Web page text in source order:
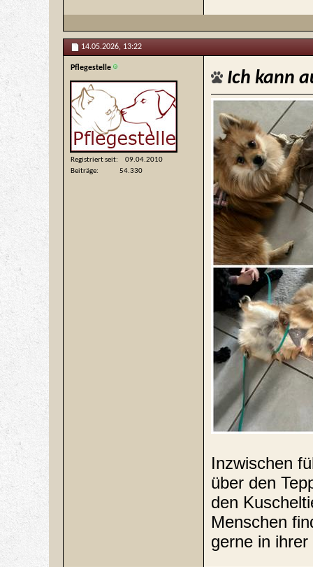
14.05.2026, 13:22
Pflegestelle
Registriert seit
09.04.2010
Beiträge
54.330
Ich kann
Inzwischen
über den
den
Menschen
gerne in ihrer